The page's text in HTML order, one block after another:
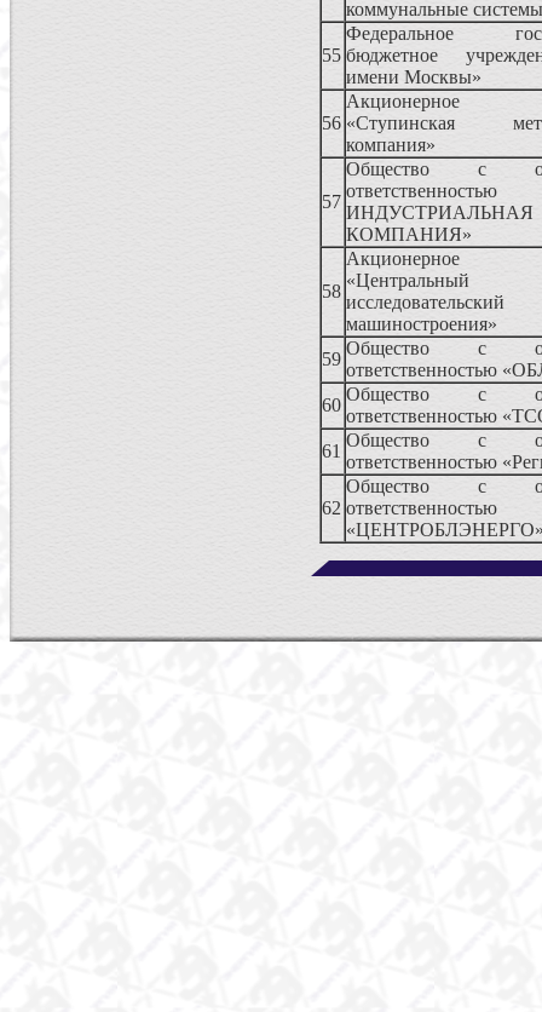
коммунальные
55
Федеральное
бюджетное
имени Москвы»
56
Акционерное
«Ступинская
компания»
57
Общество с
КОМПАНИЯ»
58
Акционерное
машиностроения»
59
Общество с
ответственностью
60
Общество с
ответственностью
61
Общество с
ответственностью
62
Общество с
ответственностью